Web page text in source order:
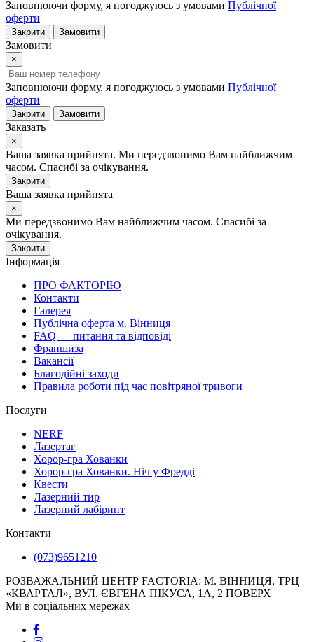
Заповнюючи форму, я погоджуюсь з умовами Публічної
оферти
Закрити Замовити
Замовити
×
Заповнюючи форму, я погоджуюсь з умовами Публічної
оферти
Закрити Замовити
Заказать
×
Ваша заявка прийнята. Ми передзвонимо Вам найближчим
часом. Спасибі за очікування.
Закрити
Ваша заявка прийнята
×
Ми передзвонимо Вам найближчим часом. Спасибі за
очікування.
Закрити
Інформація
ПРО ФАКТОРІЮ
Контакти
Галерея
Публічна оферта м. Вінниця
FAQ — питання та відповіді
Франшиза
Вакансії
Благодійні заходи
Правила роботи під час повітряної тривоги
Послуги
NERF
Лазертаг
Хорор-гра Хованки
Хорор-гра Хованки. Ніч у Фредді
Квести
Лазерний тир
Лазерний лабіринт
Контакти
(073)9651210
РОЗВАЖАЛЬНИЙ ЦЕНТР FACTORIA: М. ВІННИЦЯ, ТРЦ
«КВАРТАЛ», ВУЛ. ЄВГЕНА ПІКУСА, 1А, 2 ПОВЕРХ
Ми в соціальних мережах